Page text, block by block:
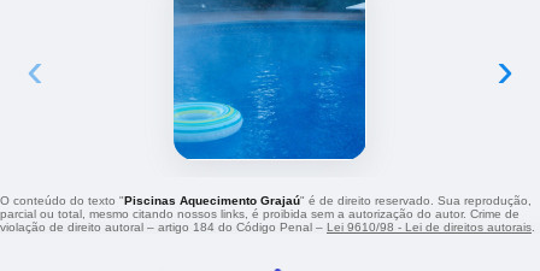
‹ ›
O conteúdo do texto "Piscinas Aquecimento Grajaú" é de direito reservado. Sua reprodução,
parcial ou total, mesmo citando nossos links, é proibida sem a autorização do autor. Crime de
violação de direito autoral – artigo 184 do Código Penal – Lei 9610/98 - Lei de direitos autorais